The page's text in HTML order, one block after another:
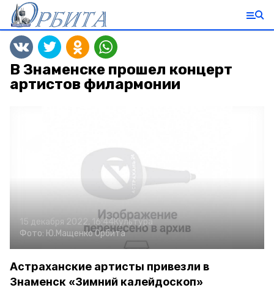
В Знаменске прошел концерт
артистов филармонии
15 декабря 2022, 16:44Культура
Фото: Ю.МащенкоОрбита
Астраханские артисты привезли в
Знаменск «Зимний калейдоскоп»